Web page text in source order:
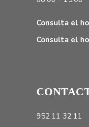
Consulta el
Consulta el
952 11 32 11